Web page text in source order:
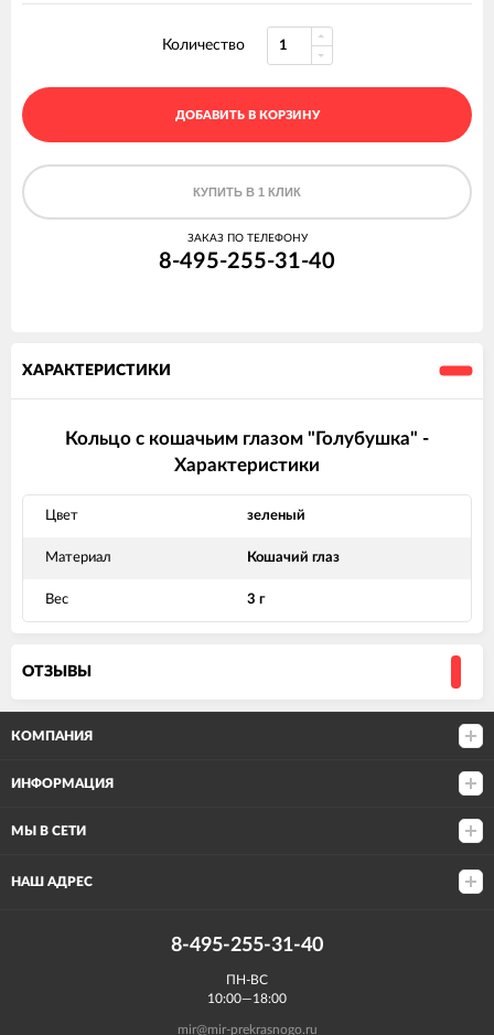
Количество
ДОБАВИТЬ В КОРЗИНУ
КУПИТЬ В 1 КЛИК
ЗАКАЗ ПО ТЕЛЕФОНУ
8-495-255-31-40
ХАРАКТЕРИСТИКИ
Кольцо с кошачьим глазом "Голубушка" -
Характеристики
Цвет зеленый
Материал Кошачий глаз
Вес 3 г
ОТЗЫВЫ
КОМПАНИЯ
ИНФОРМАЦИЯ
МЫ В СЕТИ
НАШ АДРЕС
8-495-255-31-40
ПН-ВС
10:00—18:00
mir@mir-prekrasnogo.ru